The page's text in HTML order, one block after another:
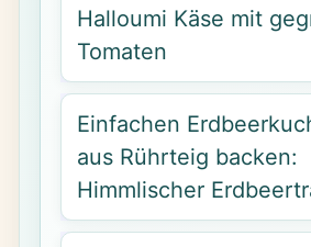
Halloumi Käse mit
Tomaten
Einfachen
aus Rührteig backen:
Himmlischer